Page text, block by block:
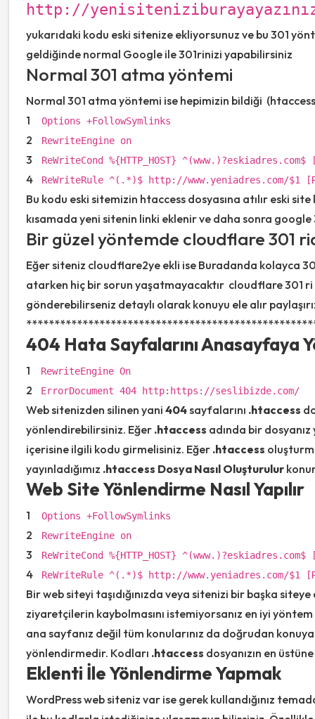
http://
yukarıdaki kodu eski sitenize ekliyorsunuz ve bu 301
geldiğinde normal Google ile 301rinizi yapabilirsiniz
Normal 301 atma yöntemi
Normal 301 atma yöntemi ise hepimizin bildiği
1
2
3
4
Options +FollowSymlinks
RewriteEngine on
ReWriteCond %{HTTP_HOST} ^(www.)?eskiadres.com$
ReWriteRule ^(.*)$ http: //www.yeniadres.com/$1
Bu kodu eski sitemizin htaccess dosyasına atılır eski
kısamada yeni sitenin linki eklenir ve daha sonra
Bir güzel yöntemde cloudflare 301
Eğer siteniz cloudflare2ye ekli ise Buradanda kolayca
atarken hiç bir sorun yaşatmayacaktır cloudflare 301 ri
gönderebilirseniz detaylı olarak konuyu ele alır
404 Hata Sayfalarını Anasayfaya
1
2
RewriteEngine On
ErrorDocument 404 http: https://seslibizde.com/
Web sitenizden silinen yani 404sayfalarını .htaccess
yönlendirebilirsiniz. Eğer .htaccess adında bir dosyanız
içerisine ilgili kodu girmelisiniz. Eğer .htaccess
yayınladığımız .htaccess Dosya Nasıl Oluşturulur
Web Site Yönlendirme Nasıl Yapılır
1
2
3
4
Options +FollowSymlinks
RewriteEngine on
ReWriteCond %{HTTP_HOST} ^(www.)?eskiadres.com$
ReWriteRule ^(.*)$ http: //www.yeniadres.com/$1
Bir web siteyi taşıdığınızda veya sitenizi bir başka
ziyaretçilerin kaybolmasını istemiyorsanız en iyi
ana sayfanız değil tüm konularınız da doğrudan
yönlendirmedir. Kodları .htaccess dosyanızın en
Eklenti İle Yönlendirme Yapmak
WordPress web siteniz var ise gerek kullandığınız